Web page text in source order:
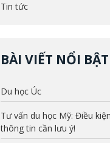
Tin tức
BÀI VIẾT NỔI BẬT
Du học Úc
Tư vấn du học Mỹ: Điều
thông tin cần lưu ý!